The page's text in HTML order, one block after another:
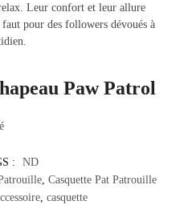
Leur confort et leur allure
pour des followers dévoués à
Paw Patrol
:
ND
, Casquette Pat Patrouille
, casquette